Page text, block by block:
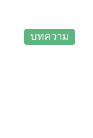
บทความ